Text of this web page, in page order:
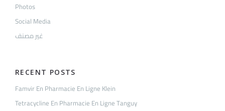
Photos
Social Media
غير مصنف
RECENT POSTS
Famvir En Pharmacie En Ligne Klein
Tetracycline En Pharmacie En Ligne Tanguy